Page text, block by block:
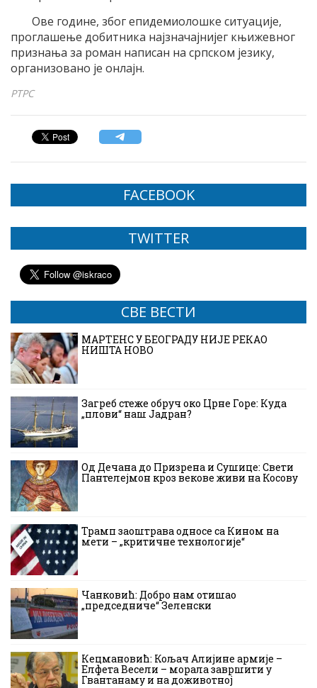
Ове године, због епидемиолошке ситуације,
проглашење добитника најзначајнијег књижевног
признања за роман написан на српском језику,
организовано је онлајн.
РТРС
FACEBOOK
TWITTER
СВЕ ВЕСТИ
МАРТЕНС У БЕОГРАДУ НИЈЕ РЕКАО
НИШТА НОВО
Загреб стеже обруч око Црне Горе: Куда
„плови“ наш Јадран?
Од Дечана до Призрена и Сушице: Свети
Пантелејмон кроз векове живи на Косову
Трамп заоштрава односе са Кином на
мети – „критичне технологије“
Чанковић: Добро нам отишао
„председниче“ Зеленски
Кецмановић: Кољач Алијине армије –
Елфета Весели – морала завршити у
Гвантанаму и на доживотној